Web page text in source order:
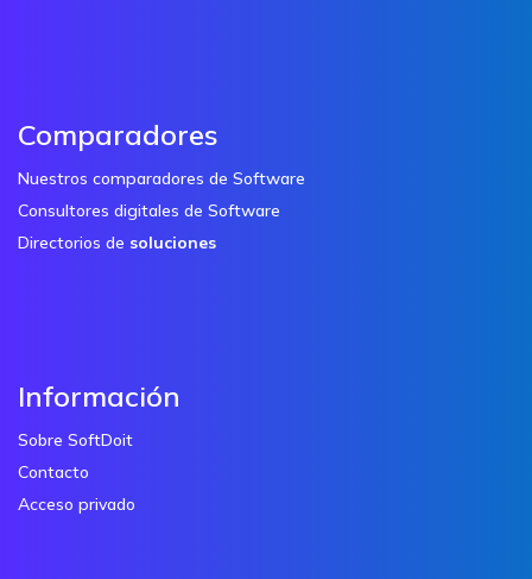
Comparadores
Nuestros comparadores de Software
Consultores digitales de Software
Directorios de soluciones
Información
Sobre SoftDoit
Contacto
Acceso privado